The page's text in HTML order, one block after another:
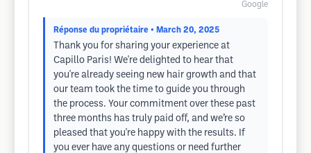
Google
Réponse du propriétaire • March 20, 2025
Thank you for sharing your experience at
Capillo Paris! We're delighted to hear that
you're already seeing new hair growth and that
our team took the time to guide you through
the process. Your commitment over these past
three months has truly paid off, and we’re so
pleased that you're happy with the results. If
you ever have any questions or need further